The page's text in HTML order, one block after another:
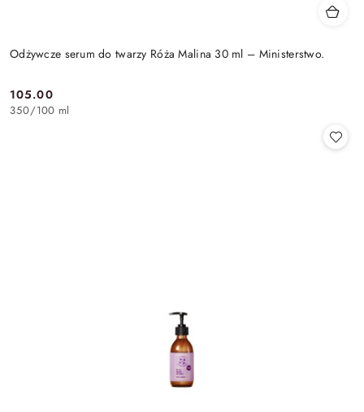
Odżywcze serum do twarzy Róża Malina 30 ml – Ministerstwo.
Cena:
105.00
350/100 ml